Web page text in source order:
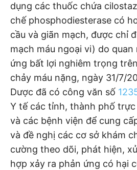
dụng các thuốc chứa
chế phosphodiesterase có
cầu và giãn mạch, được chỉ
mạch máu ngoại vi) do quan
ứng bất lợi nghiêm trọng
chảy máu nặng, ngày 31/7/
Dược đã có công văn số
Y tế các tỉnh, thành phố
và các bệnh viện để cung
và đề nghị các cơ sở khám
cường theo dõi, phát hiện,
hợp xảy ra phản ứng có hại